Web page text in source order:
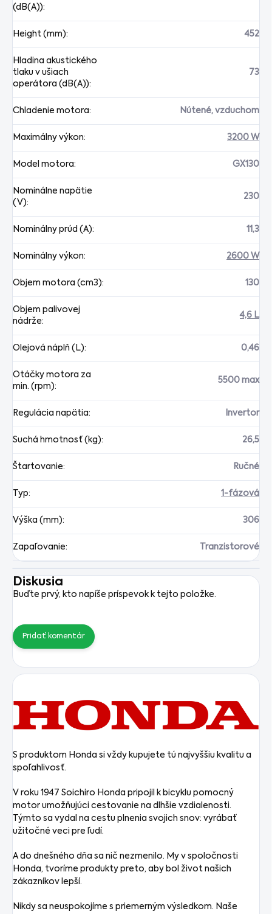
(dB(A)):
Height (mm): 452
Hladina akustického
tlaku v ušiach
operátora (dB(A)):
73
Chladenie motora: Nútené, vzduchom
Maximálny výkon: 3200 W
Model motora: GX130
Nominálne napätie
(V):
230
Nominálny prúd (A): 11,3
Nominálny výkon: 2600 W
Objem motora (cm3): 130
Objem palivovej
nádrže:
4,6 L
Olejová náplň (L): 0,46
Otáčky motora za
min. (rpm):
5500 max
Regulácia napätia: Invertor
Suchá hmotnosť (kg): 26,5
Štartovanie: Ručné
Typ: 1-fázová
Výška (mm): 306
Zapaľovanie: Tranzistorové
Diskusia
Buďte prvý, kto napíše príspevok k tejto položke.
Pridať komentár
S produktom Honda si vždy kupujete tú najvyššiu kvalitu a
spoľahlivosť.
V roku 1947 Soichiro Honda pripojil k bicyklu pomocný
motor umožňujúci cestovanie na dlhšie vzdialenosti.
Týmto sa vydal na cestu plnenia svojich snov: vyrábať
užitočné veci pre ľudí.
A do dnešného dňa sa nič nezmenilo. My v spoločnosti
Honda, tvoríme produkty preto, aby bol život našich
zákazníkov lepší.
Nikdy sa neuspokojíme s priemerným výsledkom. Naše